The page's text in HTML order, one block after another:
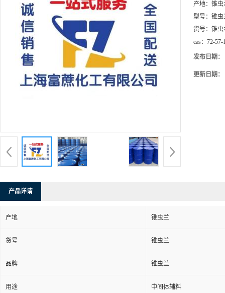
产地： 锥虫
型号： 锥虫
货号： 锥虫
cas： 72-57-
发布日期：
更新日期：
产品详请
产地 锥虫兰
货号 锥虫兰
品牌 锥虫兰
用途 中间体辅料